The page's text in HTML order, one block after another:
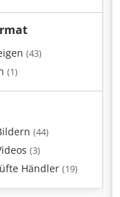
(43)
(1)
(44)
(3)
Händler (19)